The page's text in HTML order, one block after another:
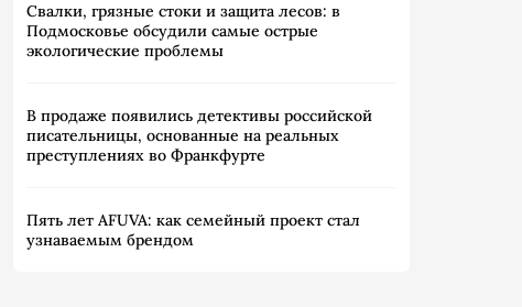
Свалки, грязные стоки и защита лесов: в
Подмосковье обсудили самые острые
экологические проблемы
В продаже появились детективы российской
писательницы, основанные на реальных
преступлениях во Франкфурте
Пять лет AFUVA: как семейный проект стал
узнаваемым брендом